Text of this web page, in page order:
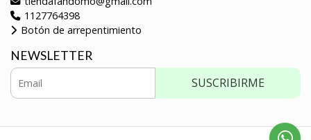
1127764398
Botón de arrepentimiento
NEWSLETTER
SUSCRIBIRME